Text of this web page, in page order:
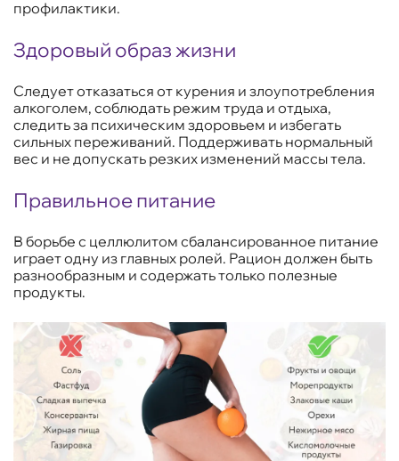
профилактики.
Здоровый образ жизни
Следует отказаться от курения и злоупотребления
алкоголем, соблюдать режим труда и отдыха,
следить за психическим здоровьем и избегать
сильных переживаний. Поддерживать нормальный
вес и не допускать резких изменений массы тела.
Правильное питание
В борьбе с целлюлитом сбалансированное питание
играет одну из главных ролей. Рацион должен быть
разнообразным и содержать только полезные
продукты.